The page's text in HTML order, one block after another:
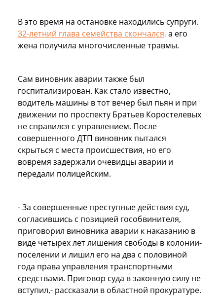
В это время на остановке находились супруги.
32-летний глава семейства скончался, а его
жена получила многочисленные травмы.
Сам виновник аварии также был
госпитализирован. Как стало известно,
водитель машины в тот вечер был пьян и при
движении по проспекту Братьев Коростелевых
не справился с управлением. После
совершенного ДТП виновник пытался
скрыться с места происшествия, но его
вовремя задержали очевидцы аварии и
передали полицейским.
- За совершенные преступные действия суд,
согласившись с позицией гособвинителя,
приговорил виновника аварии к наказанию в
виде четырех лет лишения свободы в колонии-
поселении и лишил его на два с половиной
года права управления транспортными
средствами. Приговор суда в законную силу не
вступил,- рассказали в областной прокуратуре.